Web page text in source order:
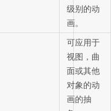
级别的动
画。
可应用于
视图，曲
面或其他
对象的动
画的抽